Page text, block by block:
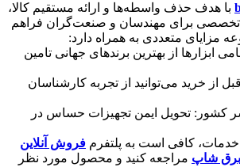
با هدف حذف واسطه‌ها و ارائه مستقیم کالا،
برای مهندسان و صنعت‌گران فراهم
مزایای متعددی به همراه دارد:
ابزارها از بهترین برندهای جهانی تامین
از خرید می‌توانید از تجربه کارشناسان
کشور: تحویل ایمن تجهیزات حساس در
کافی است به پلتفرم فروش آنلاین
برق شاپ مراجعه کنید و محصول مورد نظر